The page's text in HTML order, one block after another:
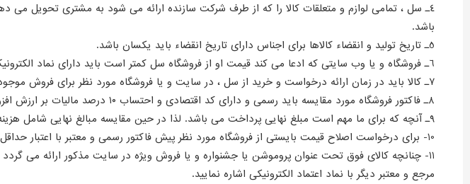
4ـ سل ، تمامی لوازم و متعلقات کالا را که از طرف شرکت سازنده ارائه می شود به مشتری تحویل می
باشد.
5ـ تاریخ تولید و انقضاء کالاها برای اجناس دارای تاریخ انقضاء باید یکسان باشد.
6ـ فروشگاه و یا وب سایتی که ادعا می کند قیمت او از فروشگاه سل کمتر است باید دارای نماد الکترونیک از وزارت صنعت معدن و تجارت باشد.
7ـ کالا باید در زمان ارائه درخواست و خرید از سل ، در سایت و یا فروشگاه مورد نظر برای فروش موجود و قابل خرید باشد.
8ـ فاکتور فروشگاه مورد مقایسه باید رسمی و دارای کد اقتصادی و احتساب ١٠ درصد مالیات بر ارزش افزوده باشد.
9ـ آنچه که برای ما مهم است مبلغ نهایی پرداخت می باشد. لذا در حین مقایسه مبالغ نهایی شامل هزینه حمل و نقل و مالیات بر ارزش افزوده را هم مدنظر قرار دهید.
10- برای درخواست اصلاح قیمت بایستی از فروشگاه مورد نظر پیش فاکتور رسمی و معتبر با اعتبار حداقل 3 روز تهیه و به واحد پشتیبانی سل ارسال نمایید.
مرجع و معتبر دیگر با نماد اعتماد الکترونیکی اشاره نمایید.